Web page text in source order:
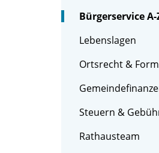
Bürgerservice A-
Lebenslagen
Ortsrecht &
Steuern &
Rathausteam